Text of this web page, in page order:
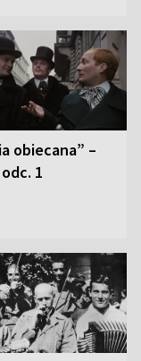
obiecana” –
1